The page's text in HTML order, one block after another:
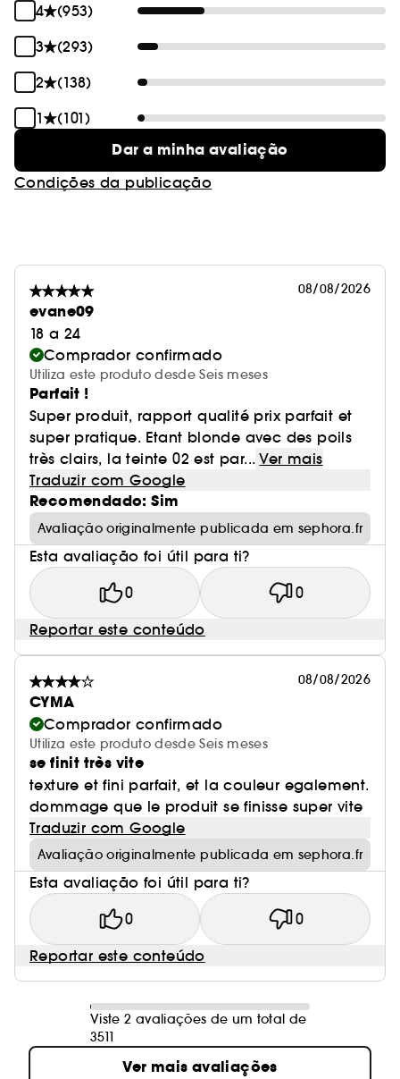
4
(953)
3
(293)
2
(138)
1
(101)
Dar a minha avaliação
Condições da publicação
08/08/2026
evane09
18 a 24
Comprador confirmado
Utiliza este produto desde Seis meses
Parfait !
Super produit, rapport qualité prix parfait et
super pratique. Etant blonde avec des poils
très clairs, la teinte 02 est par... Ver mais
Traduzir com Google
Recomendado: Sim
Avaliação originalmente publicada em sephora.fr
Esta avaliação foi útil para ti?
0 0
Reportar este conteúdo
08/08/2026
CYMA
Comprador confirmado
Utiliza este produto desde Seis meses
se finit très vite
texture et fini parfait, et la couleur egalement.
dommage que le produit se finisse super vite
Traduzir com Google
Avaliação originalmente publicada em sephora.fr
Esta avaliação foi útil para ti?
0 0
Reportar este conteúdo
Viste 2 avaliações de um total de
3511
Ver mais avaliações